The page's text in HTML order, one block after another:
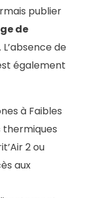
publier
de
. L’absence de
également
à Faibles
thermiques
2 ou
aux